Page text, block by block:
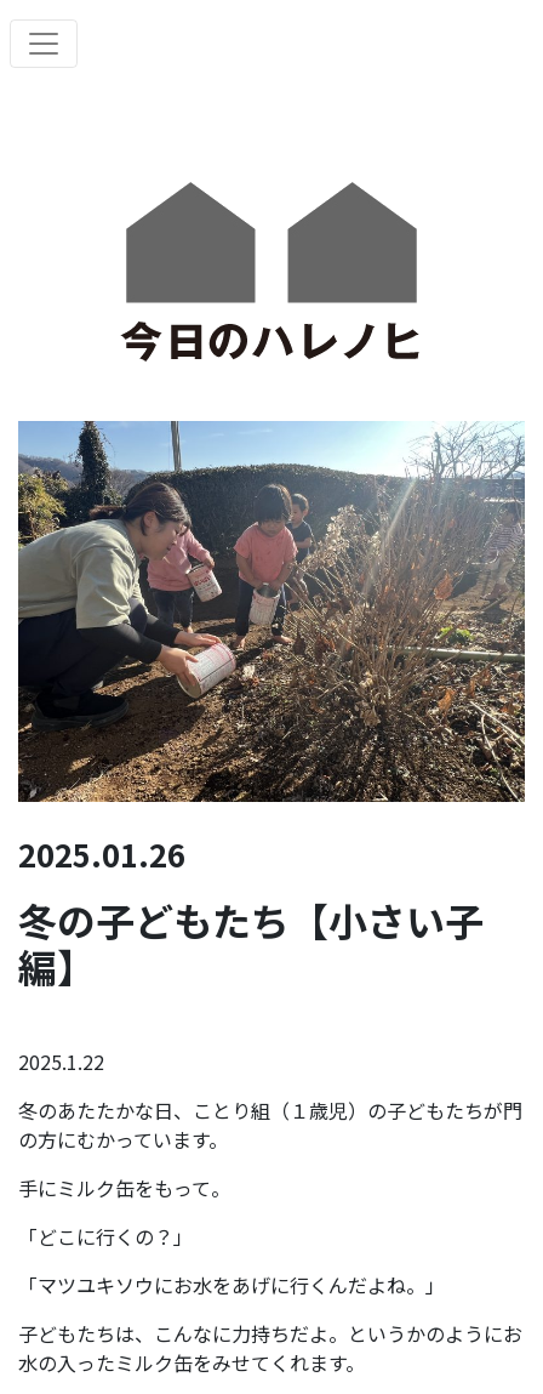
2025.01.26
冬の子どもたち【小さい子
編】
2025.1.22
冬のあたたかな日、ことり組（１歳児）の子どもたちが門
の方にむかっています。
手にミルク缶をもって。
「どこに行くの？」
「マツユキソウにお水をあげに行くんだよね。」
子どもたちは、こんなに力持ちだよ。というかのようにお
水の入ったミルク缶をみせてくれます。